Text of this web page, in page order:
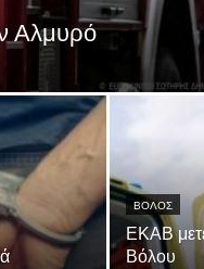
Αλμυρό
ΒΟΛΟΣ
ΕΚΑΒ
Βόλου